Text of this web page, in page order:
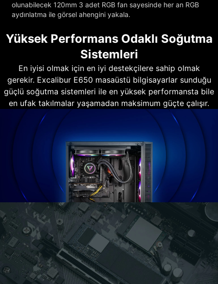
olunabilecek 120mm 3 adet RGB fan sayesinde her an RGB
aydınlatma ile görsel ahengini yakala.
Yüksek Performans Odaklı Soğutma
Sistemleri
En iyisi olmak için en iyi destekçilere sahip olmak
gerekir. Excalibur E650 masaüstü bilgisayarlar sunduğu
güçlü soğutma sistemleri ile en yüksek performansta bile
en ufak takılmalar yaşamadan maksimum güçte çalışır.